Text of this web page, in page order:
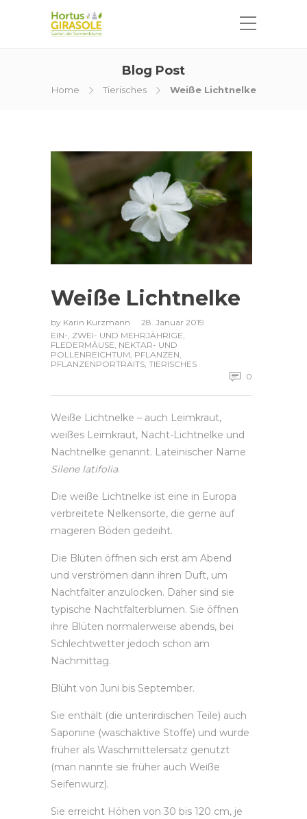
Blog Post
Home Tierisches Weiße Lichtnelke
Weiße Lichtnelke
by Karin Kurzmann
28. Januar 2019
EIN-, ZWEI- UND MEHRJÄHRIGE,
FLEDERMÄUSE, NEKTAR- UND
POLLENREICHTUM, PFLANZEN,
PFLANZENPORTRAITS, TIERISCHES
0
Weiße Lichtnelke – auch Leimkraut,
weißes Leimkraut, Nacht-Lichtnelke und
Nachtnelke genannt. Lateinischer Name
Silene latifolia.
Die weiße Lichtnelke ist eine in Europa
verbreitete Nelkensorte, die gerne auf
mageren Böden gedeiht.
Die Blüten öffnen sich erst am Abend
und verströmen dann ihren Duft, um
Nachtfalter anzulocken. Daher sind sie
typische Nachtfalterblumen. Sie öffnen
ihre Blüten normalerweise abends, bei
Schlechtwetter jedoch schon am
Nachmittag.
Blüht von Juni bis September.
Sie enthält (die unterirdischen Teile) auch
Saponine (waschaktive Stoffe) und wurde
früher als Waschmittelersatz genutzt
(man nannte sie früher auch Weiße
Seifenwurz).
Sie erreicht Höhen von 30 bis 120 cm, je